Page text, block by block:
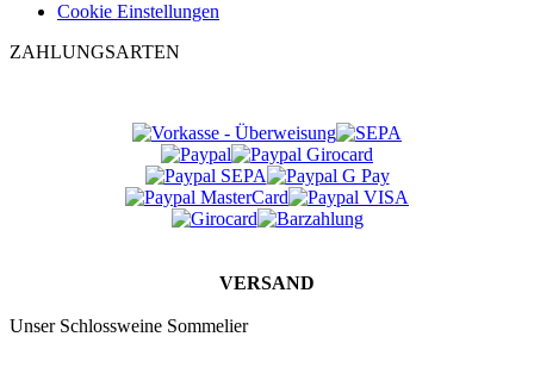
Cookie Einstellungen
ZAHLUNGSARTEN
VERSAND
Unser Schlossweine Sommelier